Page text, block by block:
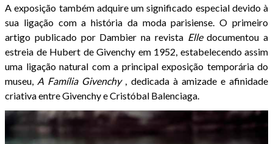
A exposição também adquire um significado especial devido à
sua ligação com a história da moda parisiense. O primeiro
artigo publicado por Dambier na revista Elledocumentou a
estreia de Hubert de Givenchy em 1952, estabelecendo assim
uma ligação natural com a principal exposição temporária do
museu, A Família Givenchy, dedicada à amizade e afinidade
criativa entre Givenchy e Cristóbal Balenciaga.